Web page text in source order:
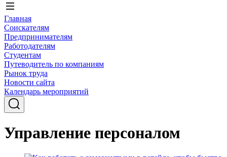
Главная
Соискателям
Предпринимателям
Работодателям
Студентам
Путеводитель по компаниям
Рынок труда
Новости сайта
Календарь мероприятий
Управление персоналом